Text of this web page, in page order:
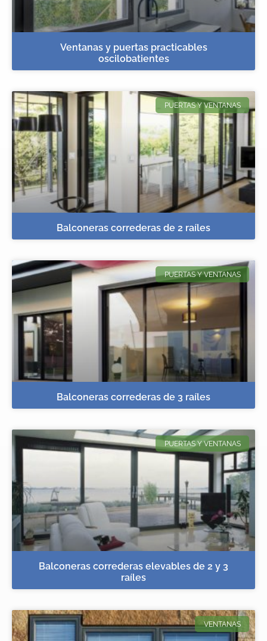
Ventanas y puertas practicables
oscilobatientes
PUERTAS Y VENTANAS
Balconeras correderas de 2 raíles
PUERTAS Y VENTANAS
Balconeras correderas de 3 raíles
PUERTAS Y VENTANAS
Balconeras correderas elevables de 2 y 3
raíles
VENTANAS